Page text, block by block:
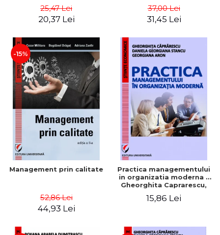
25,47 Lei
20,37 Lei
37,00 Lei
31,45 Lei
-15%
Management prin calitate
52,86 Lei
44,93 Lei
Practica managementului
in organizatia moderna -
Gheorghita Caprarescu,
Georgiana Aron
15,86 Lei